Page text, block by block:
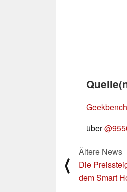
Geekbench
über
⟨
Ältere News
Die
dem Smart